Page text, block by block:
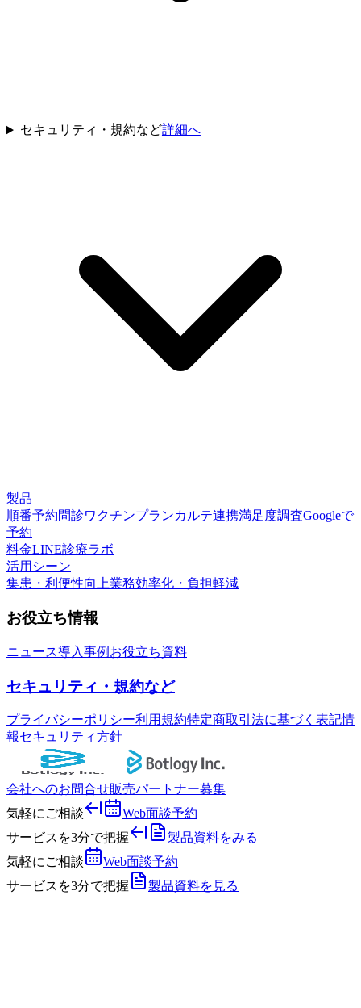
セキュリティ・規約など詳細へ
製品
順番予約問診ワクチンプランカルテ連携満足度調査Googleで
予約
料金LINE診療ラボ
活用シーン
集患・利便性向上業務効率化・負担軽減
お役立ち情報
ニュース導入事例 お役立ち資料
セキュリティ・規約など
プライバシーポリシー利用規約特定商取引法に基づく表記情
報セキュリティ方針
会社へのお問合せ販売パートナー募集
気軽にご相談
Web面談予約
サービスを3分で把握
製品資料をみる
気軽にご相談
Web面談予約
サービスを3分で把握
製品資料を見る